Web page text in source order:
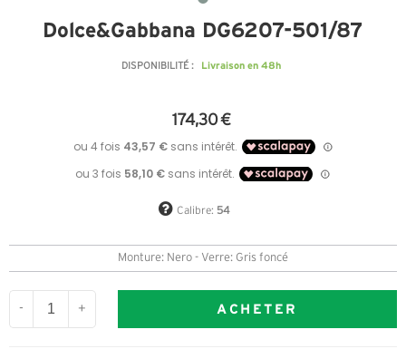
Dolce&Gabbana DG6207-501/87
DISPONIBILITÉ : Livraison en 48h
174,30 €
Calibre: 54
Monture: Nero - Verre: Gris foncé
- + ACHETER